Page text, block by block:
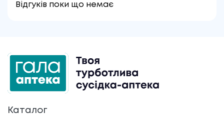
Відгуків поки що немає
Каталог